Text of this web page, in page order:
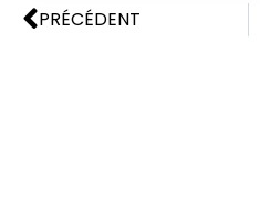
PRÉCÉDENT